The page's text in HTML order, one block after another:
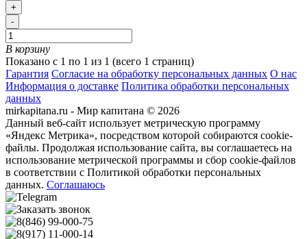
+
-
В корзину
Показано с 1 по 1 из 1 (всего 1 страниц)
Гарантия Согласие на обработку персональных данных О нас
Информация о доставке Политика обработки персональных
данных
mirkapitana.ru - Мир капитана © 2026
Данный веб-сайт использует метрическую программу
«Яндекс Метрика», посредством которой собираются cookie-
файлы. Продолжая использование сайта, вы соглашаетесь на
использование метрической программы и сбор cookie-файлов
в соответствии с Политикой обработки персональных
данных. Соглашаюсь